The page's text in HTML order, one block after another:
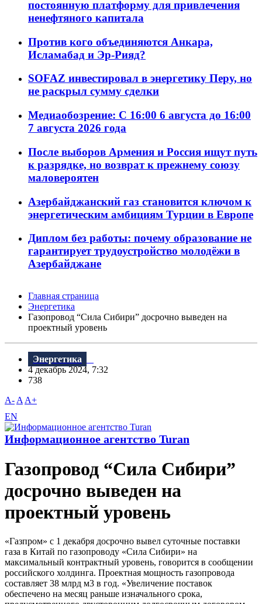
постоянную платформу для привлечения
ненефтяного капитала
Против кого объединяются Анкара,
Исламабад и Эр-Рияд?
SOFAZ инвестировал в энергетику Перу, но
не раскрыл сумму сделки
Медиаобозрение: С 16:00 6 августа до 16:00
7 августа 2026 года
После выборов Армения и Россия ищут путь
к разрядке, но возврат к прежнему союзу
маловероятен
Азербайджанский газ становится ключом к
энергетическим амбициям Турции в Европе
Диплом без работы: почему образование не
гарантирует трудоустройство молодёжи в
Азербайджане
Главная страница
Энергетика
Газопровод “Сила Сибири” досрочно выведен на
проектный уровень
Энергетика
4 декабрь 2024, 7:32
738
A- A A+
EN
Информационное агентство Turan
Газопровод “Сила Сибири”
досрочно выведен на
проектный уровень
«Газпром» с 1 декабря досрочно вывел суточные поставки
газа в Китай по газопроводу «Сила Сибири» на
максимальный контрактный уровень, говорится в сообщении
российского холдинга. Проектная мощность газопровода
составляет 38 млрд м3 в год. «Увеличение поставок
обеспечено на месяц раньше изначального срока,